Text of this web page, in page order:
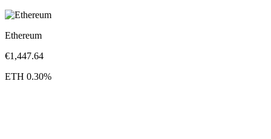
Ethereum
€1,447.64
ETH 0.30%